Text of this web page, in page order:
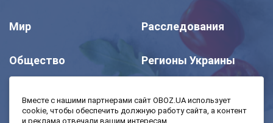
Мир Расследования
Общество Регионы Украины
Шоу Спорт
Вместе с нашими партнерами сайт OBOZ.UA использует
cookie, чтобы обеспечить должную работу сайта, а контент
и реклама отвечали вашим интересам.